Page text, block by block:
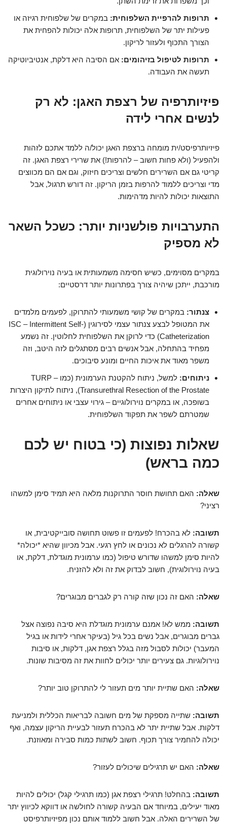
תרופות להרפיית השלפוחית: במקרים של שלפוחית רגיזה או
פעילות יתר של השלפוחית, תרופות אלה יכולות להפחית את
הצורך התכוף ולעזור לריקון.
תרופות לטיפול בזיהומים: אם הסיבה היא דלקת, אנטיביוטיקה
תעשה את העבודה.
פיזיותרפיה של רצפת האגן: לא רק
לנשים אחרי לידה
פיזיותרפיסט/ית מומחה ברצפת האגן יכול/ה ללמד אתכם לזהות
ולהפעיל (ולא פחות חשוב – להרפות!) את שרירי רצפת האגן. זה
קריטי גם אם השרירים חלשים וצריכים חיזוק, וגם אם הם מכווצים
מדי וצריכים ללמוד להרפות בזמן הריקון. זה דורש תרגול, אבל
התוצאות יכולות להיות מדהימות.
התערבויות פולשניות יותר: כשכל השאר
לא מספיק
במקרים מסוימים, כשיש חסימה משמעותית או בעיה נוירולוגית
מורכבת, ייתכן שיהיה צורך בפתרונות יותר דרסטיים:
צנתור: במקרים של קושי משמעותי להתרוקן, לפעמים מלמדים
את המטופל לבצע צנתור עצמי לסירוגין (ISC – Intermittent Self-
Catheterization) כדי לרוקן את השלפוחית לחלוטין. זה נשמע
מפחיד בהתחלה, אבל אנשים רבים מסתגלים לזה היטב, וזה
משפר מאוד את איכות החיים ומונע סיבוכים.
ניתוחים:
למשל, ניתוח להקטנת הערמונית (כמו TURP –
Transurethral Resection of the Prostate), ניתוח לתיקון היצרות
בשופכה, או במקרים נוירולוגיים – גירוי עצבי או ניתוחים אחרים
שמטרתם לשפר את תפקוד השלפוחית.
שאלות נפוצות (כי בטוח יש לכם
כמה בראש)
שאלה: האם תחושת חוסר התרוקנות מלאה היא תמיד סימן למשהו
רציני?
תשובה: לא בהכרח! לפעמים זו פשוט תחושה סובייקטיבית, או
קשורה להרגלים לא נכונים או לחץ רגעי. אבל מכיוון שהיא *יכולה*
להיות סימן למשהו שדורש טיפול (כמו ערמונית מוגדלת, דלקת, או
בעיה נוירולוגית), חשוב לבדוק את זה ולא להזניח.
שאלה: האם זה נכון שזה קורה רק לגברים מבוגרים?
תשובה: ממש לא! אמנם ערמונית מוגדלת היא סיבה נפוצה אצל
גברים מבוגרים, אבל נשים בכל גיל (בעיקר אחרי לידות או בגיל
המעבר) יכולות לסבול מזה בגלל רצפת אגן, דלקות, או סיבות
נוירולוגיות. גם צעירים יותר יכולים לחוות את זה מסיבות שונות.
שאלה: האם שתיית יותר מים תעזור לי להתרוקן טוב יותר?
תשובה: שתייה מספקת של מים חשובה לבריאות הכללית ולמניעת
דלקות. אבל שתיית יתר לא בהכרח תעזור לבעיית הריקון עצמה, ואף
יכולה להחמיר צורך תכוף. חשוב לשתות כמות סבירה ומאוזנת.
שאלה: האם יש תרגילים שיכולים לעזור?
תשובה: בהחלט! תרגילי רצפת אגן (כמו תרגילי קגל) יכולים להיות
מאוד יעילים, במיוחד אם הבעיה קשורה לחולשה או דווקא לכיווץ יתר
של השרירים האלה. אבל חשוב ללמוד אותם נכון מפיזיותרפיסט